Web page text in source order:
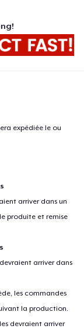
expédiée le ou
arriver dans un
produite et remise
arriver dans
les commandes
la production.
devraient arriver